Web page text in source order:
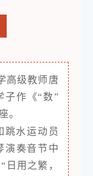
高级教师唐
子作《“数”
。
跳水运动员
演奏音节中
用之繁，